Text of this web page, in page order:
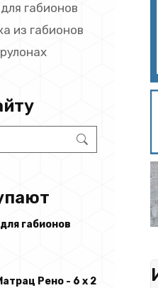
габионов
из габионов
габионов
Рено - 6 х 2